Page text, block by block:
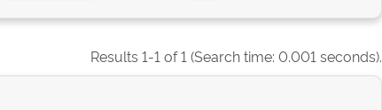
Results 1-1 of 1 (Search time: 0.001 seconds).